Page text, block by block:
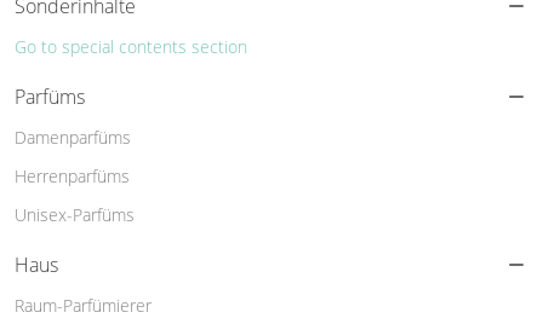
Sonderinhalte
Go to special contents section
Parfüms
Damenparfüms
Herrenparfüms
Unisex-Parfüms
Haus
Raum-Parfümierer